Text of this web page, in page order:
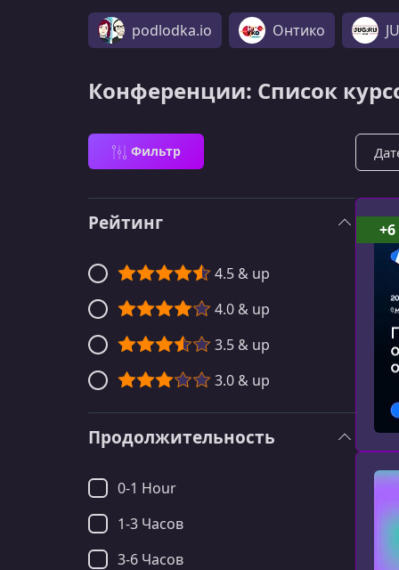
podlodka.io Онтико
Конференции: Список
Фильтр
Рейтинг
4.5 & up
4.0 & up
3.5 & up
3.0 & up
Продолжительность
0-1 Hour
1-3 Часов
3-6 Часов
+6